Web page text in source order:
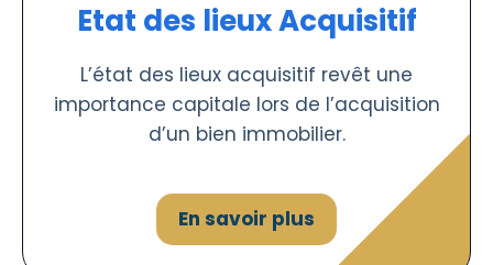
Etat des lieux Acquisitif
L’état des lieux acquisitif revêt une
importance capitale lors de l’acquisition
d’un bien immobilier.
En savoir plus